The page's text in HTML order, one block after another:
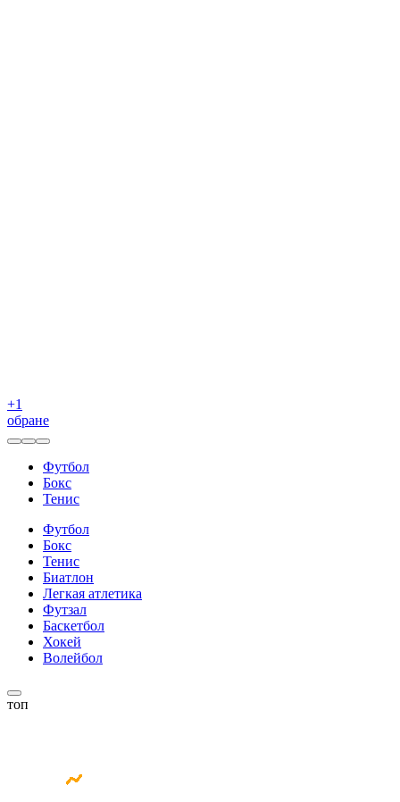
+1
обране
Футбол
Бокс
Тенис
Футбол
Бокс
Тенис
Биатлон
Легкая атлетика
Футзал
Баскетбол
Хокей
Волейбол
топ